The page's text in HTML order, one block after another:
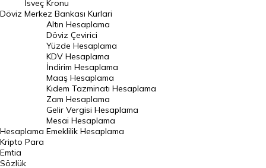
Norveç Kronu Kuru
İsveç Kronu Kuru
Japon Yeni Kuru
Serbest Piyasa Döviz Kurları
Merkez Bankası Döviz Kurları
Altın Fiyatları
Gram Altın Fiyatı
Döviz
İsveç Kronu
Merkez Bankası Kurlari
Hesaplama
Altın Hesaplama
Döviz Çevirici
Yüzde Hesaplama
KDV Hesaplama
İndirim Hesaplama
Maaş Hesaplama
Kıdem Tazminatı Hesaplama
Zam Hesaplama
Gelir Vergisi Hesaplama
Mesai Hesaplama
Emeklilik Hesaplama
Kripto Para
Emtia
Sözlük